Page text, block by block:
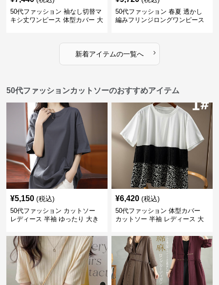
50代ファッション 袖なし切替マ
キシ丈ワンピース 体型カバー 大
50代ファッション 春夏 透かし
編みフリンジロングワンピース
新着アイテムの一覧へ ›
50代ファッションカットソーのおすすめアイテム
¥5,150 (税込)
50代ファッション カットソー
レディース 半袖 ゆったり 大き
¥6,420 (税込)
50代ファッション 体型カバー
カットソー 半袖 レディース 大